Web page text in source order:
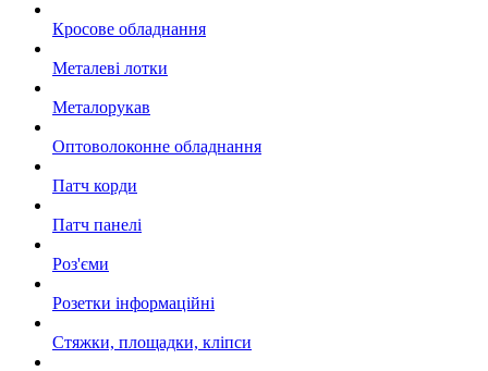
Кросове обладнання
Металеві лотки
Металорукав
Оптоволоконне обладнання
Патч корди
Патч панелі
Роз'єми
Розетки інформаційні
Стяжки, площадки, кліпси